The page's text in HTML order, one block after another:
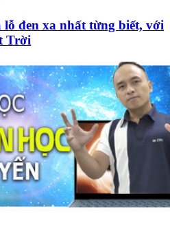
lỗ đen xa nhất từng biết, với
Trời